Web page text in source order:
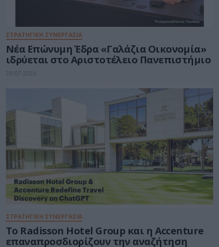
ΣΤΡΑΤΗΓΙΚΗ ΣΥΝΕΡΓΑΣΙΑ
Νέα Επώνυμη Έδρα «Γαλάζια Οικονομία»
ιδρύεται στο Αριστοτέλειο Πανεπιστήμιο
28.07.2026
ΣΤΡΑΤΗΓΙΚΗ ΣΥΝΕΡΓΑΣΙΑ
Το Radisson Hotel Group και η Accenture
επαναπροσδιορίζουν την αναζήτηση